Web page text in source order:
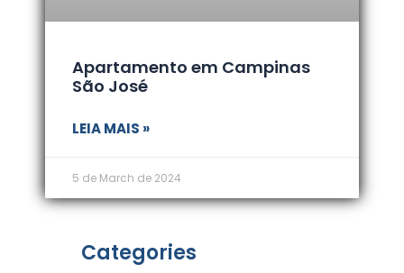
Apartamento em Campinas
São José
LEIA MAIS »
5 de March de 2024
Categories